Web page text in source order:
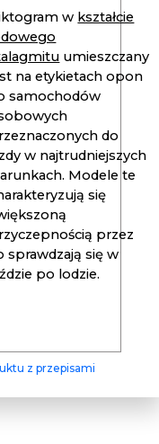
w kształcie
umieszczany
na etykietach opon
samochodów
do
w najtrudniejszych
Modele te
się
przez
sprawdzają się w
po lodzie.
z przepisami